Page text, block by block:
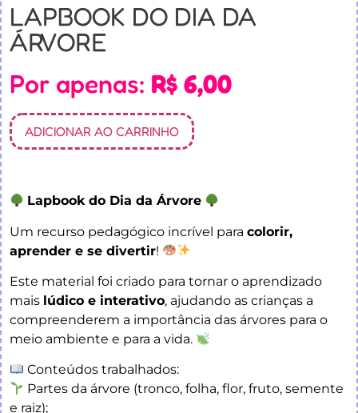
LAPBOOK DO DIA DA
ÁRVORE
Por apenas: R$ 6,00
ADICIONAR AO CARRINHO
Lapbook do Dia da Árvore
Um recurso pedagógico incrível para colorir,
aprender e se divertir!
Este material foi criado para tornar o aprendizado
mais lúdico e interativo, ajudando as crianças a
compreenderem a importância das árvores para o
meio ambiente e para a vida.
Conteúdos trabalhados:
Partes da árvore (tronco, folha, flor, fruto, semente
e raiz);